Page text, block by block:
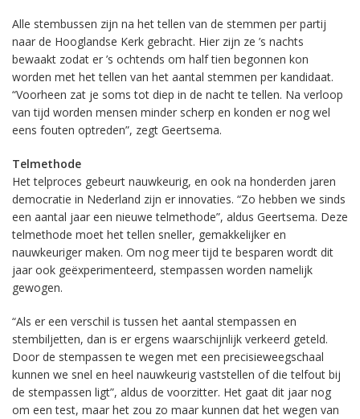
Alle stembussen zijn na het tellen van de stemmen per partij
naar de Hooglandse Kerk gebracht. Hier zijn ze ’s nachts
bewaakt zodat er ’s ochtends om half tien begonnen kon
worden met het tellen van het aantal stemmen per kandidaat.
“Voorheen zat je soms tot diep in de nacht te tellen. Na verloop
van tijd worden mensen minder scherp en konden er nog wel
eens fouten optreden”, zegt Geertsema.
Telmethode
Het telproces gebeurt nauwkeurig, en ook na honderden jaren
democratie in Nederland zijn er innovaties. “Zo hebben we sinds
een aantal jaar een nieuwe telmethode”, aldus Geertsema. Deze
telmethode moet het tellen sneller, gemakkelijker en
nauwkeuriger maken. Om nog meer tijd te besparen wordt dit
jaar ook geëxperimenteerd, stempassen worden namelijk
gewogen.
“Als er een verschil is tussen het aantal stempassen en
stembiljetten, dan is er ergens waarschijnlijk verkeerd geteld.
Door de stempassen te wegen met een precisieweegschaal
kunnen we snel en heel nauwkeurig vaststellen of die telfout bij
de stempassen ligt”, aldus de voorzitter. Het gaat dit jaar nog
om een test, maar het zou zo maar kunnen dat het wegen van